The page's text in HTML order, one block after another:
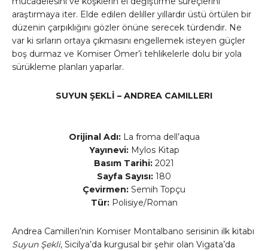
araştırmaya iter. Elde edilen deliller yıllardır üstü örtülen bir
düzenin çarpıklığını gözler önüne serecek türdendir. Ne
var ki sırların ortaya çıkmasını engellemek isteyen güçler
boş durmaz ve Komiser Ömer’i tehlikelerle dolu bir yola
sürükleme planları yaparlar.
SUYUN ŞEKLİ – ANDREA CAMILLERI
Orijinal Adı: La froma dell’aqua
Yayınevi: Mylos Kitap
Basım Tarihi: 2021
Sayfa Sayısı: 180
Çevirmen: Semih Topçu
Tür: Polisiye/Roman
Andrea Camilleri’nin Komiser Montalbano serisinin ilk kitabı
Suyun Şekli, Sicilya’da kurgusal bir şehir olan Vigata’da